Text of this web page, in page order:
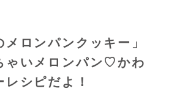
メロンパンクッキー」
ゃいメロンパン♡かわ
シピだよ！